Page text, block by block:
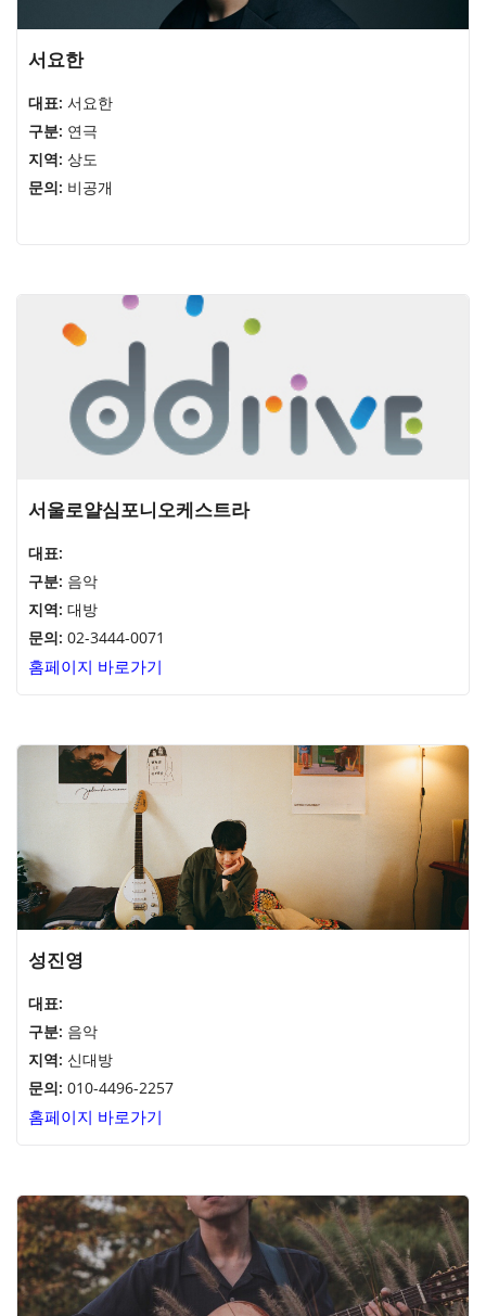
서요한
대표: 서요한
구분: 연극
지역: 상도
문의: 비공개
서울로얄심포니오케스트라
대표:
구분: 음악
지역: 대방
문의: 02-3444-0071
홈페이지 바로가기
성진영
대표:
구분: 음악
지역: 신대방
문의: 010-4496-2257
홈페이지 바로가기